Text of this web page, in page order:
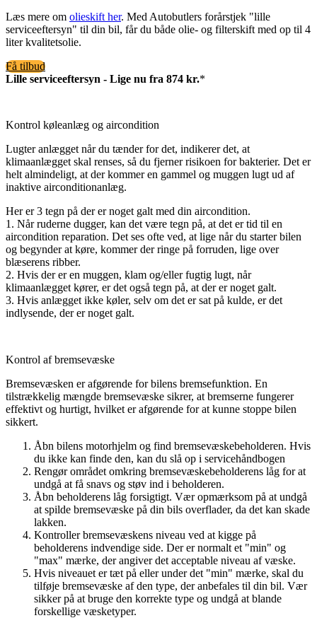
Læs mere om olieskift her. Med Autobutlers forårstjek "lille
serviceeftersyn" til din bil, får du både olie- og filterskift med op til 4
liter kvalitetsolie.
Få tilbud
Lille serviceeftersyn - Lige nu fra 874 kr.*
Kontrol køleanlæg og aircondition
Lugter anlægget når du tænder for det, indikerer det, at
klimaanlægget skal renses, så du fjerner risikoen for bakterier. Det er
helt almindeligt, at der kommer en gammel og muggen lugt ud af
inaktive airconditionanlæg.
Her er 3 tegn på der er noget galt med din aircondition.
1. Når ruderne dugger, kan det være tegn på, at det er tid til en
aircondition reparation. Det ses ofte ved, at lige når du starter bilen
og begynder at køre, kommer der ringe på forruden, lige over
blæserens ribber.
2. Hvis der er en muggen, klam og/eller fugtig lugt, når
klimaanlægget kører, er det også tegn på, at der er noget galt.
3. Hvis anlægget ikke køler, selv om det er sat på kulde, er det
indlysende, der er noget galt.
Kontrol af bremsevæske
Bremsevæsken er afgørende for bilens bremsefunktion. En
tilstrækkelig mængde bremsevæske sikrer, at bremserne fungerer
effektivt og hurtigt, hvilket er afgørende for at kunne stoppe bilen
sikkert.
Åbn bilens motorhjelm og find bremsevæskebeholderen. Hvis
du ikke kan finde den, kan du slå op i servicehåndbogen
Rengør området omkring bremsevæskebeholderens låg for at
undgå at få snavs og støv ind i beholderen.
Åbn beholderens låg forsigtigt. Vær opmærksom på at undgå
at spilde bremsevæske på din bils overflader, da det kan skade
lakken.
Kontroller bremsevæskens niveau ved at kigge på
beholderens indvendige side. Der er normalt et "min" og
"max" mærke, der angiver det acceptable niveau af væske.
Hvis niveauet er tæt på eller under det "min" mærke, skal du
tilføje bremsevæske af den type, der anbefales til din bil. Vær
sikker på at bruge den korrekte type og undgå at blande
forskellige væsketyper.